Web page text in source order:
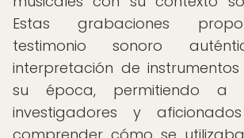
Estas grabaciones
testimonio sonoro
interpretación de
su época, permitiendo a
investigadores y